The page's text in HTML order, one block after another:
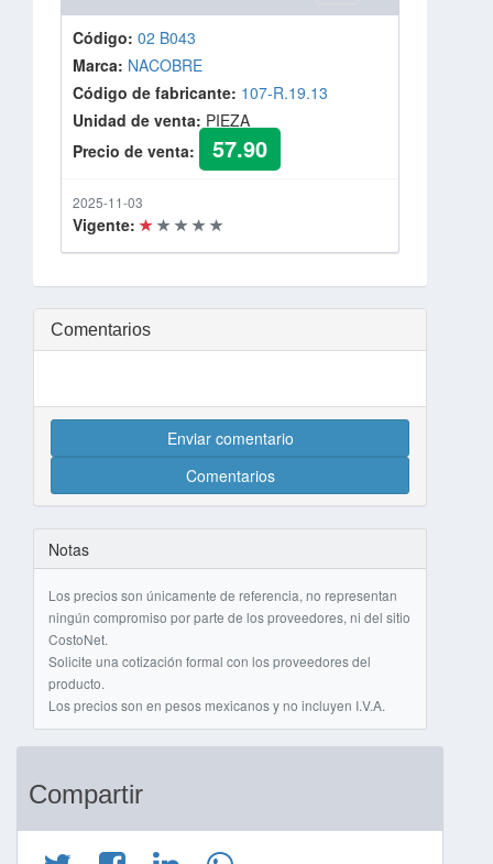
Código: 02 B043
Marca: NACOBRE
Código de fabricante: 107-R.19.13
Unidad de venta: PIEZA
Precio de venta:
57.90
2025-11-03
Vigente:
Comentarios
Enviar comentario
Comentarios
Notas
Los precios son únicamente de referencia, no representan
ningún compromiso por parte de los proveedores, ni del sitio
CostoNet.
Solicite una cotización formal con los proveedores del
producto.
Los precios son en pesos mexicanos y no incluyen I.V.A.
Compartir